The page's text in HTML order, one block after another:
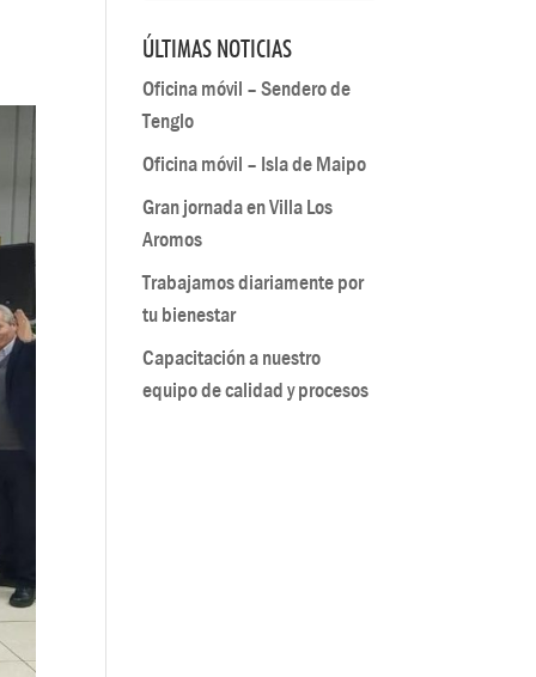
ÚLTIMAS NOTICIAS
Oficina móvil – Sendero de
Tenglo
Oficina móvil – Isla de Maipo
Gran jornada en Villa Los
Aromos
Trabajamos diariamente por
tu bienestar
Capacitación a nuestro
equipo de calidad y procesos